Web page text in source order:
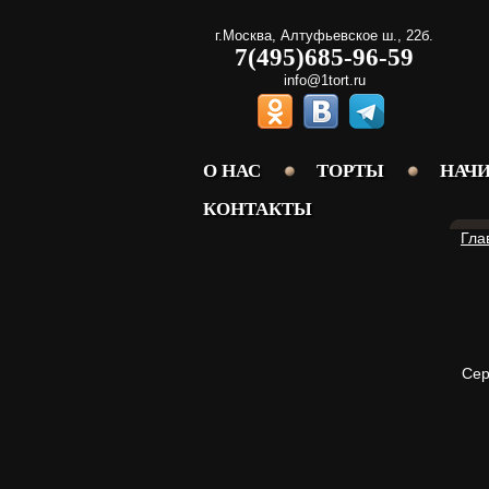
г.Москва, Алтуфьевское ш., 22б.
7(495)685-96-59
info@1tort.ru
О НАС ТОРТЫ
КОНТАКТЫ